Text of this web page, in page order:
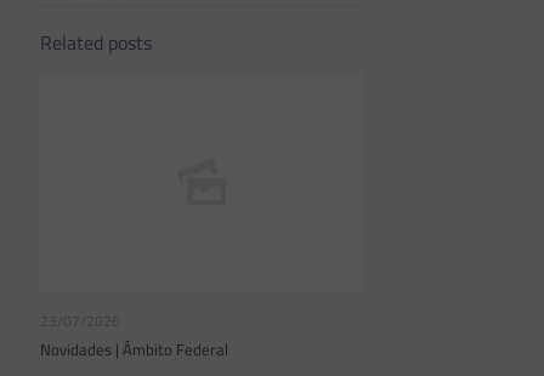
Related posts
23/07/2026
Novidades | Âmbito Federal